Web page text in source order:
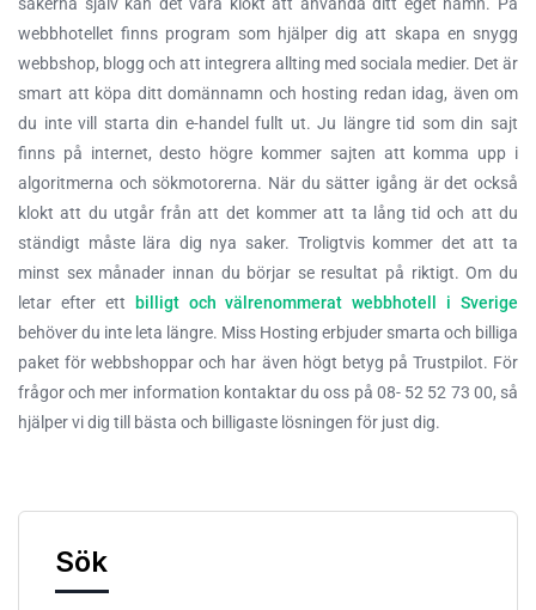
webbhotellet finns program som hjälper dig att skapa en snygg
webbshop, blogg och att integrera allting med sociala medier. Det är
smart att köpa ditt domännamn och hosting redan idag, även om
du inte vill starta din e-handel fullt ut. Ju längre tid som din sajt
finns på internet, desto högre kommer sajten att komma upp i
algoritmerna och sökmotorerna. När du sätter igång är det också
klokt att du utgår från att det kommer att ta lång tid och att du
ständigt måste lära dig nya saker. Troligtvis kommer det att ta
minst sex månader innan du börjar se resultat på riktigt. Om du
letar efter ett
billigt och välrenommerat webbhotell i Sverige
behöver du inte leta längre. Miss Hosting erbjuder smarta och billiga
paket för webbshoppar och har även högt betyg på Trustpilot. För
frågor och mer information kontaktar du oss på 08- 52 52 73 00, så
hjälper vi dig till bästa och billigaste lösningen för just dig.
Sök